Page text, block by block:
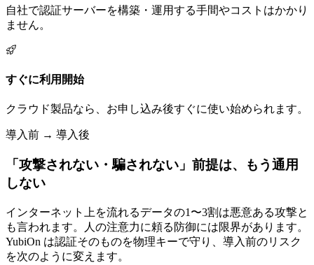
自社で認証サーバーを構築・運用する手間やコストはかかり
ません。
すぐに利用開始
クラウド製品なら、お申し込み後すぐに使い始められます。
導入前 → 導入後
「攻撃されない・騙されない」前提は、もう通用
しない
インターネット上を流れるデータの1〜3割は悪意ある攻撃と
も言われます。人の注意力に頼る防御には限界があります。
YubiOn は認証そのものを物理キーで守り、導入前のリスク
を次のように変えます。